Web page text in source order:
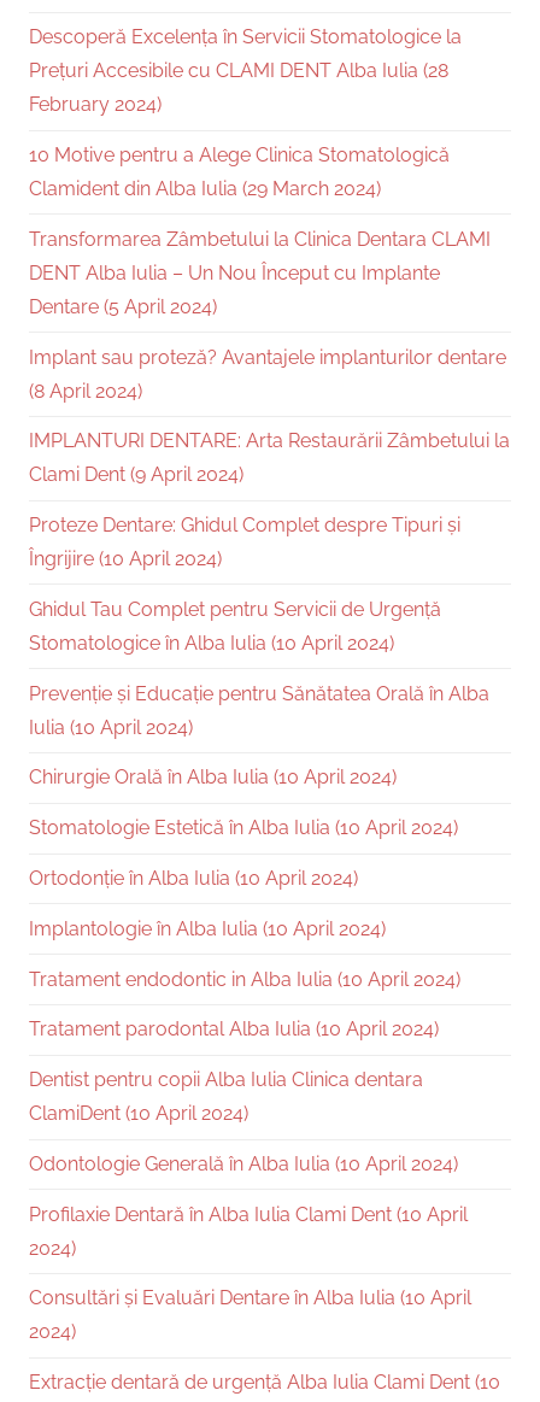
Descoperă Excelența în Servicii Stomatologice la
Prețuri Accesibile cu CLAMI DENT Alba Iulia (28
February 2024)
10 Motive pentru a Alege Clinica Stomatologică
Clamident din Alba Iulia (29 March 2024)
Transformarea Zâmbetului la Clinica Dentara CLAMI
DENT Alba Iulia – Un Nou Început cu Implante
Dentare (5 April 2024)
Implant sau proteză? Avantajele implanturilor dentare
(8 April 2024)
IMPLANTURI DENTARE: Arta Restaurării Zâmbetului la
Clami Dent (9 April 2024)
Proteze Dentare: Ghidul Complet despre Tipuri și
Îngrijire (10 April 2024)
Ghidul Tau Complet pentru Servicii de Urgență
Stomatologice în Alba Iulia (10 April 2024)
Prevenție și Educație pentru Sănătatea Orală în Alba
Iulia (10 April 2024)
Chirurgie Orală în Alba Iulia (10 April 2024)
Stomatologie Estetică în Alba Iulia (10 April 2024)
Ortodonție în Alba Iulia (10 April 2024)
Implantologie în Alba Iulia (10 April 2024)
Tratament endodontic in Alba Iulia (10 April 2024)
Tratament parodontal Alba Iulia (10 April 2024)
Dentist pentru copii Alba Iulia Clinica dentara
ClamiDent (10 April 2024)
Odontologie Generală în Alba Iulia (10 April 2024)
Profilaxie Dentară în Alba Iulia Clami Dent (10 April
2024)
Consultări și Evaluări Dentare în Alba Iulia (10 April
2024)
Extracție dentară de urgență Alba Iulia Clami Dent (10